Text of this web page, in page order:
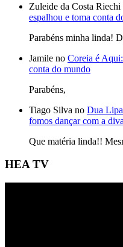
Zuleide da Costa Riechi
espalhou e toma conta
Parabéns minha linda!
Jamile no Coreia é
conta do mundo
Parabéns,
Tiago Silva no Dua
fomos dançar com a diva
Que matéria linda!!
HEA TV